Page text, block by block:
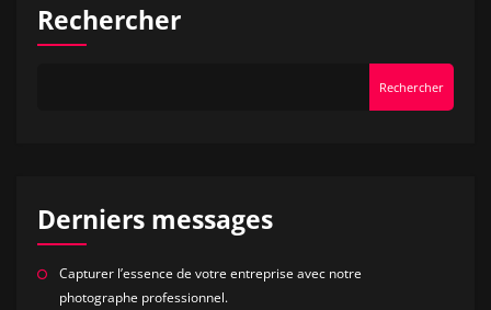
Rechercher
Rechercher
Derniers messages
Capturer l’essence de votre entreprise avec notre
photographe professionnel.